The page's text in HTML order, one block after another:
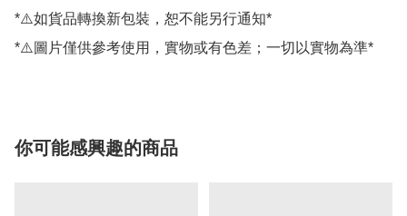
*⚠️如貨品轉換新包裝，恕不能另行通知*
*⚠️圖片僅供參考使用，實物或有色差；一切以實物為準*
你可能感興趣的商品